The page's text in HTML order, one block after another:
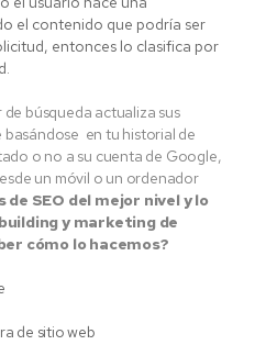
el contenido que podría ser
entonces lo clasifica por
búsqueda actualiza sus
en tu historial de
o no a su cuenta de Google,
un móvil o un ordenador
SEO del mejor nivel y lo
y marketing de
cómo lo hacemos?
de sitio web